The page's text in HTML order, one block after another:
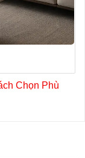
Chọn Phù